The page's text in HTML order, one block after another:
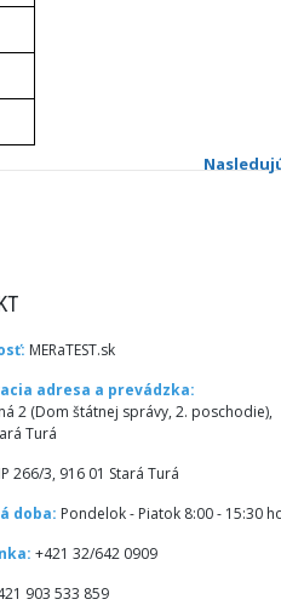
MERaTEST.sk
adresa a prevádzka:
2 (Dom štátnej správy, 2. poschodie),
Turá
266/3, 916 01 Stará Turá
doba: Pondelok - Piatok 8:00 - 15:30
+421 32/642 0909
903 533 859